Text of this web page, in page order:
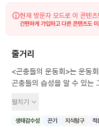
현재 방문자 모드로 이 콘텐
간편하게 가입하고 다른 콘텐츠도
줄거리
<곤충들의 운동회>는 운동
곤충들의 습성을 알 수 있는
공넣기 시합에서는 공벌레가
점심시간이 되었어요. 다른
펼치기
생태감수성 끈기 지식탐구 적